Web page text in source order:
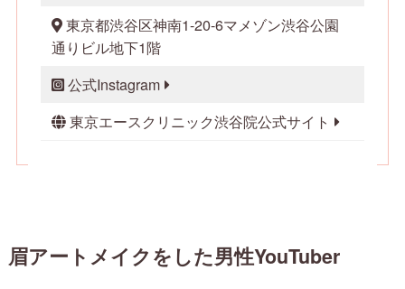
東京都渋谷区神南1-20-6マメゾン渋谷公園
通りビル地下1階
公式Instagram
東京エースクリニック渋谷院公式サイト
眉アートメイクをした男性YouTuber